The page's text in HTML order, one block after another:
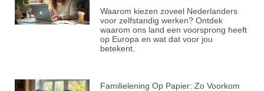
Waarom kiezen zoveel Nederlanders
voor zelfstandig werken? Ontdek
waarom ons land een voorsprong heeft
op Europa en wat dat voor jou
betekent.
Familielening Op Papier: Zo Voorkom